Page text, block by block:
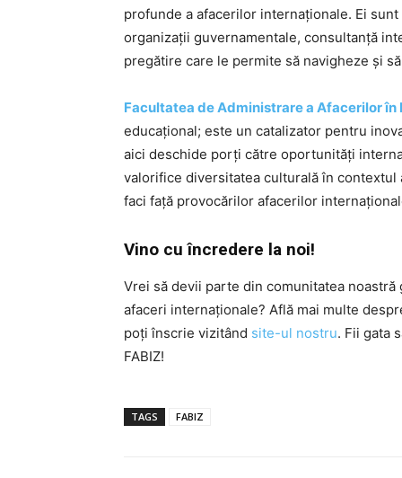
profunde a afacerilor internaționale. Ei
organizații guvernamentale, consultanță
pregătire care le permite să navigheze și
Facultatea de Administrare a Afacerilor în
educațional; este un catalizator pentru
aici deschide porți către oportunități
valorifice diversitatea culturală în contextul
faci față provocărilor afacerilor
Vino cu încredere la noi!
Vrei să devii parte din comunitatea
afaceri internaționale? Află mai multe
poți înscrie vizitând site-ul nostru. Fii gata
FABIZ!
TAGS FABIZ